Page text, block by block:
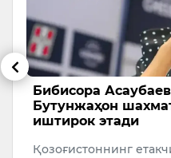
Бибисора
Бутунжаҳон
иштирок этади
Қозоғистоннинг